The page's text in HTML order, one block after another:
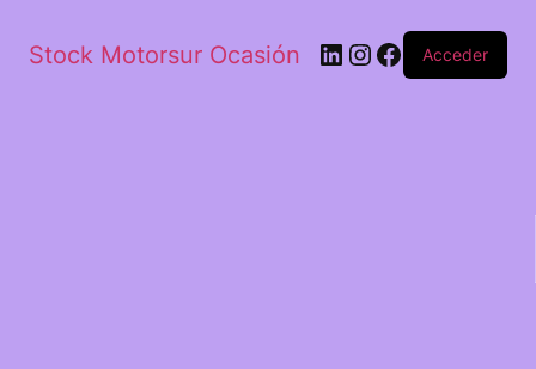
Stock Motorsur Ocasión Acceder